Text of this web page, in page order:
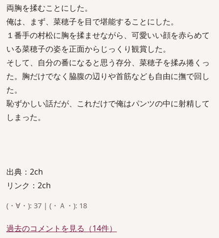
両胸を揉むことにした。
俺は、まず、菜穂子を目で堪能することにした。
１番手の村松に胸を揉ませながら、可愛いい顔を赤らめて
いる菜穂子の姿を正面からじっくり観賞した。
そして、自分の番になると思う存分、菜穂子を揉み捲くっ
た。胸だけでなく脇腹の辺りや首筋なども自由に撫で回し
た。
恥ずかしい話だが、これだけで俺はパンツの中に射精して
しまった。
出典：2ch
リンク：2ch
(・∀・): 37 | (・Ａ・): 18
過去のコメントを見る（14件）